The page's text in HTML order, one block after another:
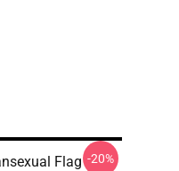
Flag -20%